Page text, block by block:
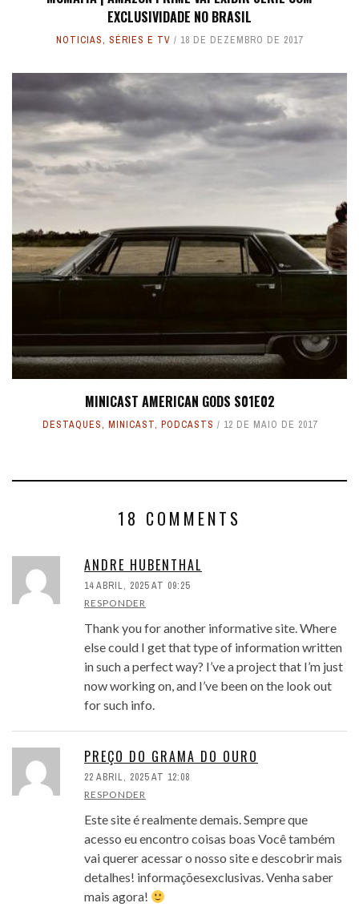
EXCLUSIVIDADE NO BRASIL
NOTICIAS, SÉRIES E TV 18 DE DEZEMBRO DE 2017
MINICAST AMERICAN GODS S01E02
DESTAQUES, MINICAST, PODCASTS 12 DE MAIO DE 2017
18 COMMENTS
ANDRE HUBENTHAL
14 ABRIL, 2025 AT 09:25
RESPONDER
Thank you for another informative site. Where
else could I get that type of information written
in such a perfect way? I’ve a project that I’m just
now working on, and I’ve been on the look out
for such info.
PREÇO DO GRAMA DO OURO
22 ABRIL, 2025 AT 12:08
RESPONDER
Este site é realmente demais. Sempre que
acesso eu encontro coisas boas Você também
vai querer acessar o nosso site e descobrir mais
detalhes! informaçõesexclusivas. Venha saber
mais agora!